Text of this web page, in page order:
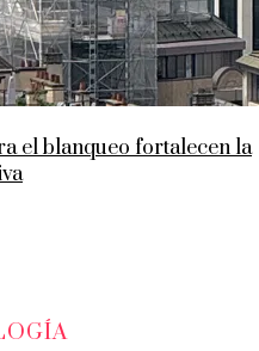
el blanqueo fortalecen la